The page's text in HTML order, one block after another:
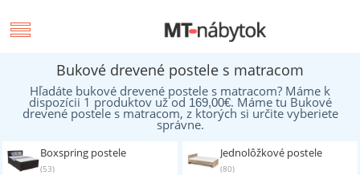
Bukové drevené postele s matracom
Hľadáte bukové drevené postele s matracom? Máme k
dispozícii 1 produktov už od 169,00€. Máme tu Bukové
drevené postele s matracom, z ktorých si určite vyberiete
správne.
Boxspring postele
(53)
Jednolôžkové postele
(80)